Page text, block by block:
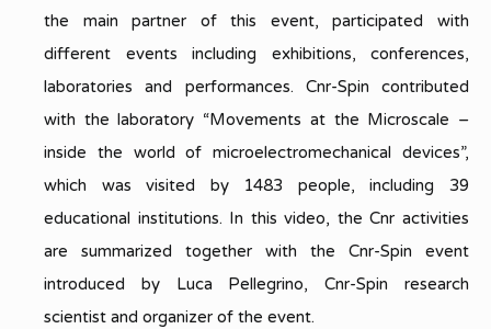
the main partner of this event, participated with
different events including exhibitions, conferences,
laboratories and performances. Cnr-Spin contributed
with the laboratory “Movements at the Microscale –
inside the world of microelectromechanical devices”,
which was visited by 1483 people, including 39
educational institutions. In this video, the Cnr activities
are summarized together with the Cnr-Spin event
introduced by Luca Pellegrino, Cnr-Spin research
scientist and organizer of the event.